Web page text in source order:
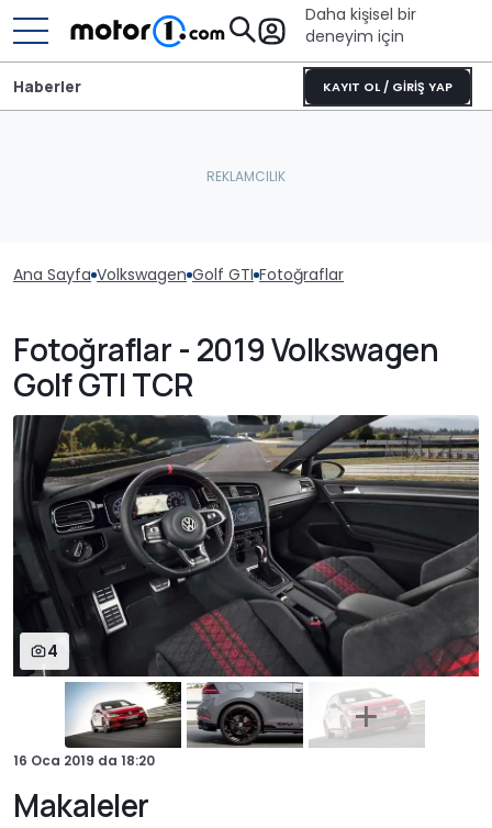
Daha kişisel bir
deneyim için
KAYIT OL / GİRİŞ YAP
Haberler
Ana Sayfa Volkswagen Golf GTI Fotoğraflar
Fotoğraflar - 2019 Volkswagen
Golf GTI TCR
4
16 Oca 2019 da 18:20
Makaleler